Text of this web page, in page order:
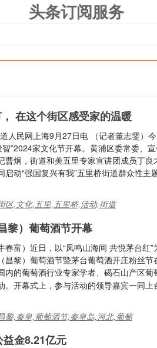
头条订阅服务
在这个街区感受家的温暖
人民网上海9月27日电 （记者董志雯）
”2024家文化节开幕。黄浦区委常委、
曹炯，街道和美五里专家宣讲团成员丁良
动“强国复兴有我”五里桥街道群众性主
区,文化,五里,五里桥,活动,街道
黎）葡萄酒节开幕
富）近日，以“凤鸣山海间 共悦茅台红”
昌黎）葡萄酒节暨茅台葡萄酒开庄粉丝节
内的葡萄酒行业专家学者、碣石山产区葡
。开幕式上，参与活动的领导嘉宾一同上
黎,秦皇,葡萄酒节,秦皇岛,河北,葡萄
金8.21亿元